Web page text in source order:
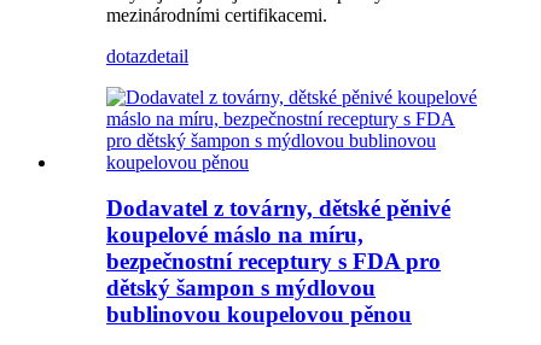
mezinárodními certifikacemi.
dotazdetail
Dodavatel z továrny, dětské pěnivé
koupelové máslo na míru,
bezpečnostní receptury s FDA pro
dětský šampon s mýdlovou
bublinovou koupelovou pěnou